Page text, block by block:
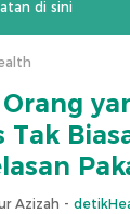
di sini
Tak
Azizah -